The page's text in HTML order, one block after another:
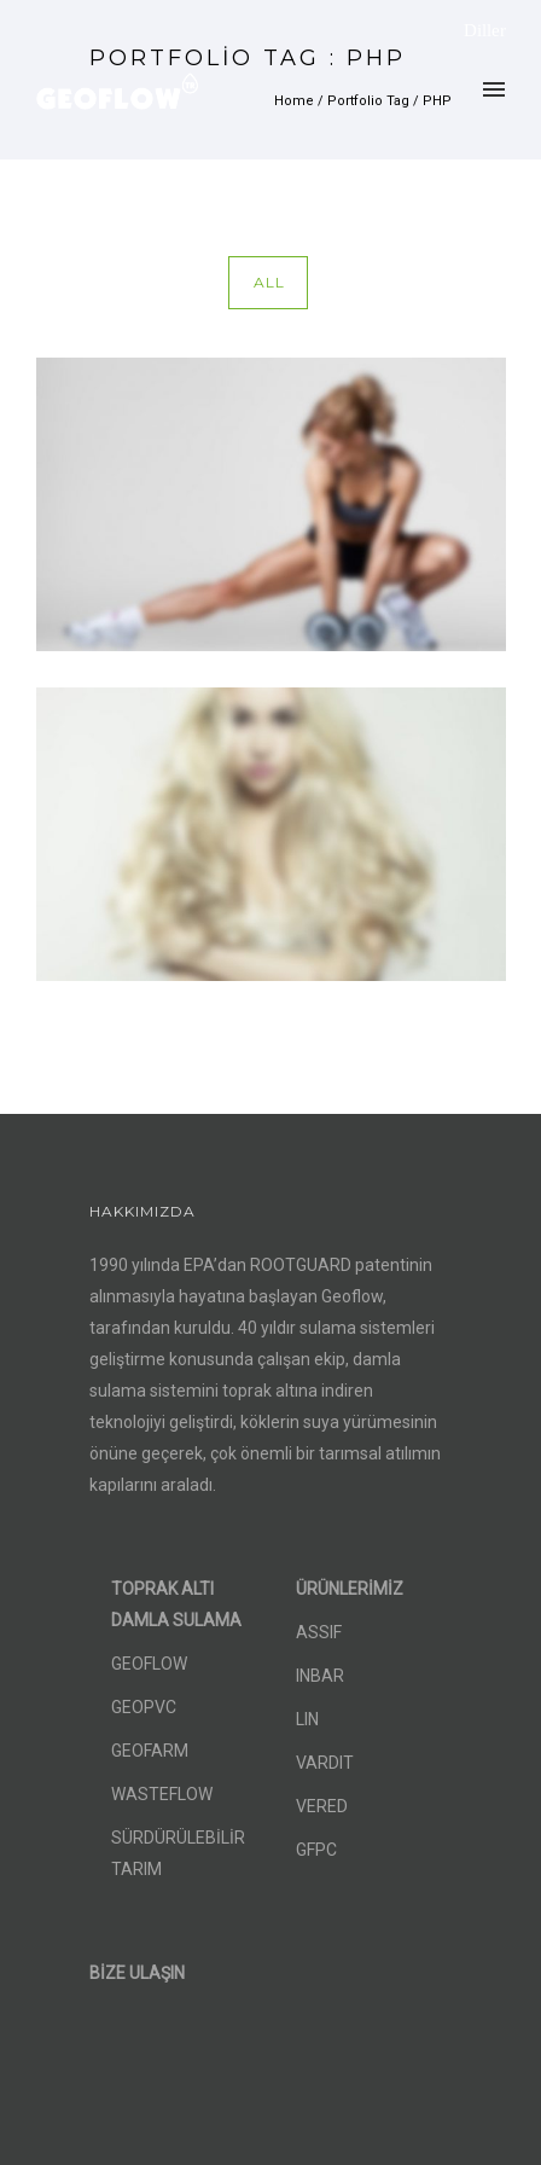
PORTFOLIO TAG : PHP
Home / Portfolio Tag / PHP
ALL
SIDEBAR SLIDER
Photography
LIGHTBOX VIDEO
Brochures Slider
HAKKIMIZDA
1990 yılında EPA’dan ROOTGUARD patentinin
alınmasıyla hayatına başlayan Geoflow,
tarafından kuruldu. 40 yıldır sulama sistemleri
geliştirme konusunda çalışan ekip, damla
sulama sistemini toprak altına indiren
teknolojiyi geliştirdi, köklerin suya yürümesinin
önüne geçerek, çok önemli bir tarımsal atılımın
kapılarını araladı.
TOPRAK ALTI
DAMLA SULAMA
GEOFLOW
GEOPVC
GEOFARM
WASTEFLOW
SÜRDÜRÜLEBİLİR
TARIM
ÜRÜNLERİMİZ
ASSIF
INBAR
LIN
VARDIT
VERED
GFPC
BİZE ULAŞIN